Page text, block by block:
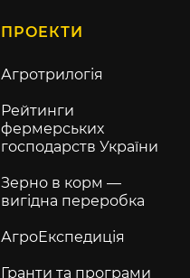
ПРОЕКТИ
Агротрилогія
Рейтинги
фермерських
господарств України
Зерно в корм —
вигідна переробка
АгроЕкспедиція
Гранти та програми